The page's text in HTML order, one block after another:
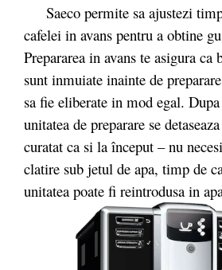
Saeco permite sa ajustezi
cafelei in avans pentru a obtine
Prepararea in avans te asigura ca
sunt inmuiate inainte de
sa fie eliberate in mod egal.
unitatea de preparare se
curatat ca si la început – nu
clatire sub jetul de apa, timp de
unitatea poate fi reintrodusa in